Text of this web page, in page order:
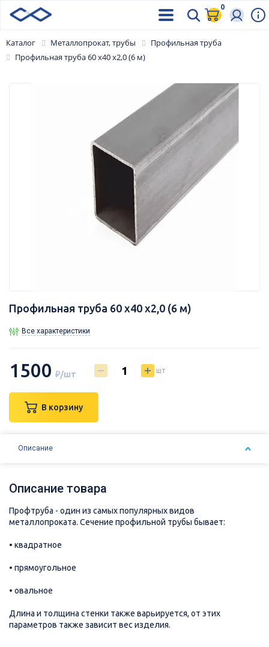
0
Каталог Металлопрокат, трубы
Профильная труба
Профильная труба 60 х40 х2,0 (6 м)
Профильная труба 60 х40 х2,0 (6 м)
Все характеристики
1500 ₽/шт шт
В корзину
Описание
Описание товара
Профтруба - один из самых популярных видов
металлопроката. Сечение профильной трубы бывает:
• квадратное
• прямоугольное
• овальное
Длина и толщина стенки также варьируется, от этих
параметров также зависит вес изделия.